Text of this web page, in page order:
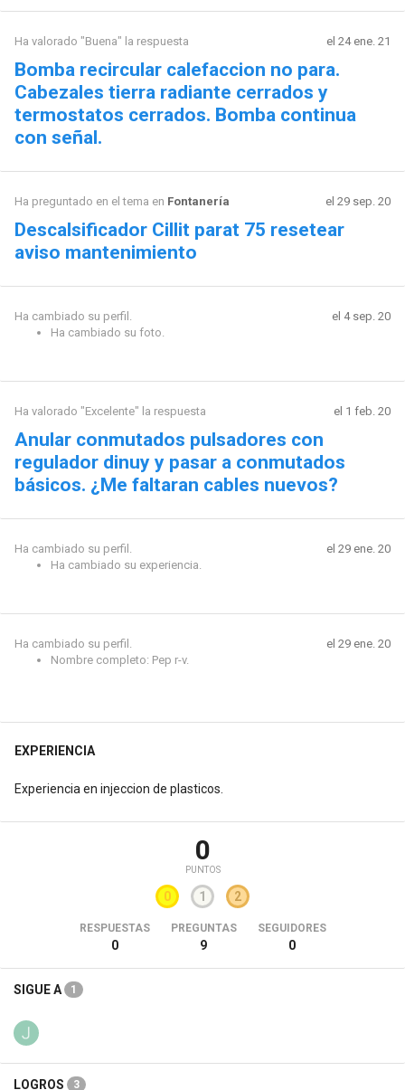
Ha valorado "Buena" la respuesta el 24 ene. 21
Bomba recircular calefaccion no para.
Cabezales tierra radiante cerrados y
termostatos cerrados. Bomba continua
con señal.
Ha preguntado en el tema en Fontanería el 29 sep. 20
Descalsificador Cillit parat 75 resetear
aviso mantenimiento
Ha cambiado su perfil.
Ha cambiado su foto.
el 4 sep. 20
Ha valorado "Excelente" la respuesta el 1 feb. 20
Anular conmutados pulsadores con
regulador dinuy y pasar a conmutados
básicos. ¿Me faltaran cables nuevos?
Ha cambiado su perfil.
Ha cambiado su experiencia.
el 29 ene. 20
Ha cambiado su perfil.
Nombre completo: Pep r-v.
el 29 ene. 20
EXPERIENCIA
Experiencia en injeccion de plasticos.
0
PUNTOS
0 1 2
RESPUESTAS
0
PREGUNTAS
9
SEGUIDORES
0
SIGUE A 1
LOGROS 3